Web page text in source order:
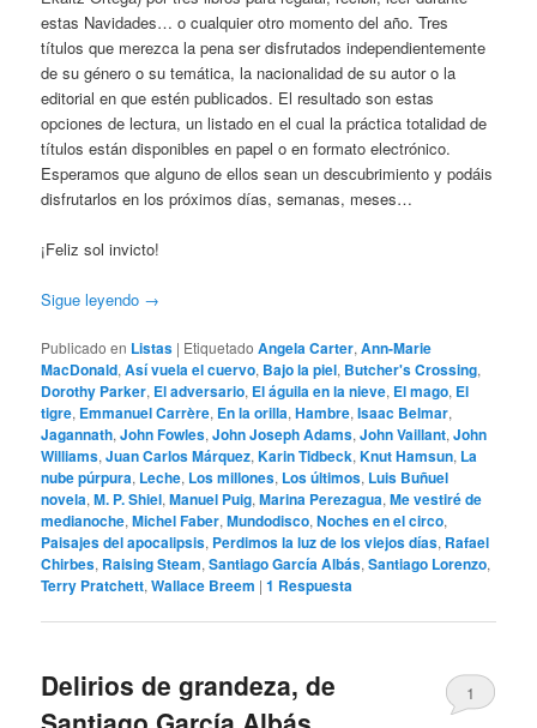
estas Navidades… o cualquier otro momento del año. Tres
títulos que merezca la pena ser disfrutados independientemente
de su género o su temática, la nacionalidad de su autor o la
editorial en que estén publicados. El resultado son estas
opciones de lectura, un listado en el cual la práctica totalidad de
títulos están disponibles en papel o en formato electrónico.
Esperamos que alguno de ellos sean un descubrimiento y podáis
disfrutarlos en los próximos días, semanas, meses…
¡Feliz sol invicto!
Sigue leyendo →
Publicado en Listas | Etiquetado Angela Carter,Ann-Marie
MacDonald,Así vuela el cuervo, Bajo la piel, Butcher's Crossing,
Dorothy Parker, El adversario, El águila en la nieve, El mago, El
tigre, Emmanuel Carrère, En la orilla,Hambre,Isaac Belmar,
Jagannath,John Fowles,John Joseph Adams,John Vaillant,John
Williams,Juan Carlos Márquez,Karin Tidbeck,Knut Hamsun, La
nube púrpura, Leche, Los millones, Los últimos, Luis Buñuel
novela,M. P. Shiel,Manuel Puig,Marina Perezagua,Me vestiré de
medianoche,Michel Faber,Mundodisco,Noches en el circo,
Paisajes del apocalipsis, Perdimos la luz de los viejos días, Rafael
Chirbes, Raising Steam,Santiago García Albás,Santiago Lorenzo,
Terry Pratchett,Wallace Breem |1 Respuesta
Delirios de grandeza, de
1